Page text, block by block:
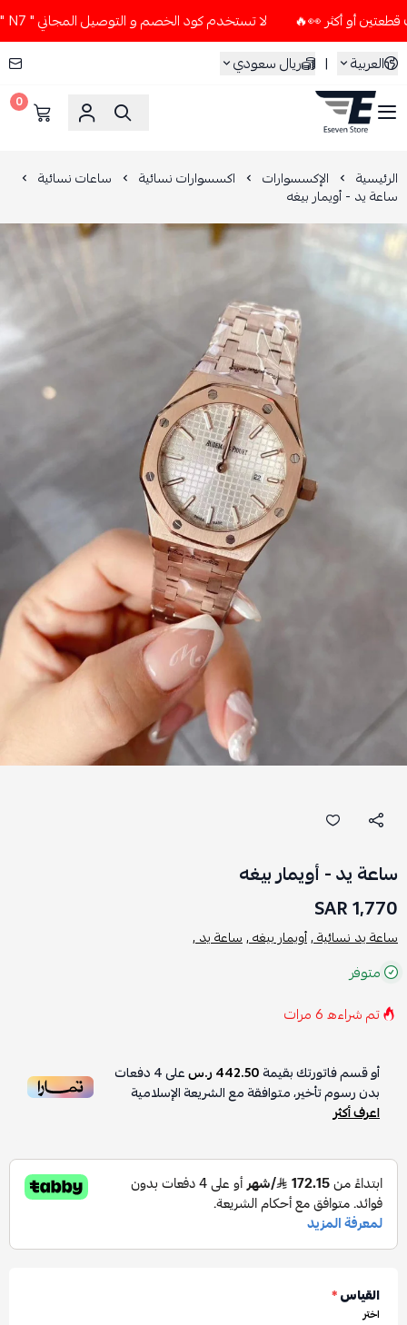
لا تستخدم كود الخصم و التوصيل المجاني " N7 " إلا إذا طلبت قطعتين أو أكثر 👀🔥
العربية
| ريال سعودي
ESEVEN STORE
0
الرئيسية الإكسسوارات اكسسوارات نسائية ساعات نسائية
ساعة يد - أويمار بيغه
ساعة يد - أويمار بيغه
1,770 SAR
ساعة يد نسائية ,أويمار بيغه ,ساعة يد ,
متوفر
تم شراءه6مرات
أو قسم فاتورتك بقيمة442.50 ر.س على4دفعات
بدون رسوم تأخير، متوافقة مع الشريعة الإسلامية
اعرف أكثر
القياس*
اختر